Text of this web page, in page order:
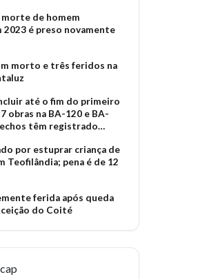
de homem
2023 é preso novamente
morto e três feridos na
até o fim do primeiro
obras na BA-120 e BA-
têm registrado
por estuprar criança de
Teofilândia; pena é de 12
ferida após queda
do Coité